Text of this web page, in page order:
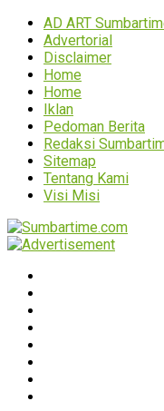
AD ART
Advertorial
Disclaimer
Home
Home
Iklan
Pedoman Berita
Redaksi
Sitemap
Tentang Kami
Visi Misi